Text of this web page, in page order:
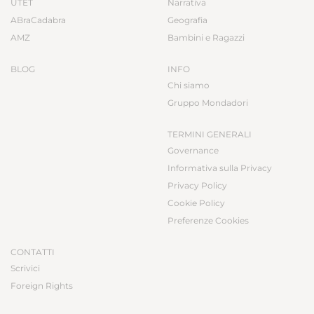
UTET
ABraCadabra
AMZ
BLOG
Narrativa
Geografia
Bambini e Ragazzi
INFO
Chi siamo
Gruppo Mondadori
TERMINI GENERALI
Governance
Informativa sulla Privacy
Privacy Policy
Cookie Policy
Preferenze Cookies
CONTATTI
Scrivici
Foreign Rights